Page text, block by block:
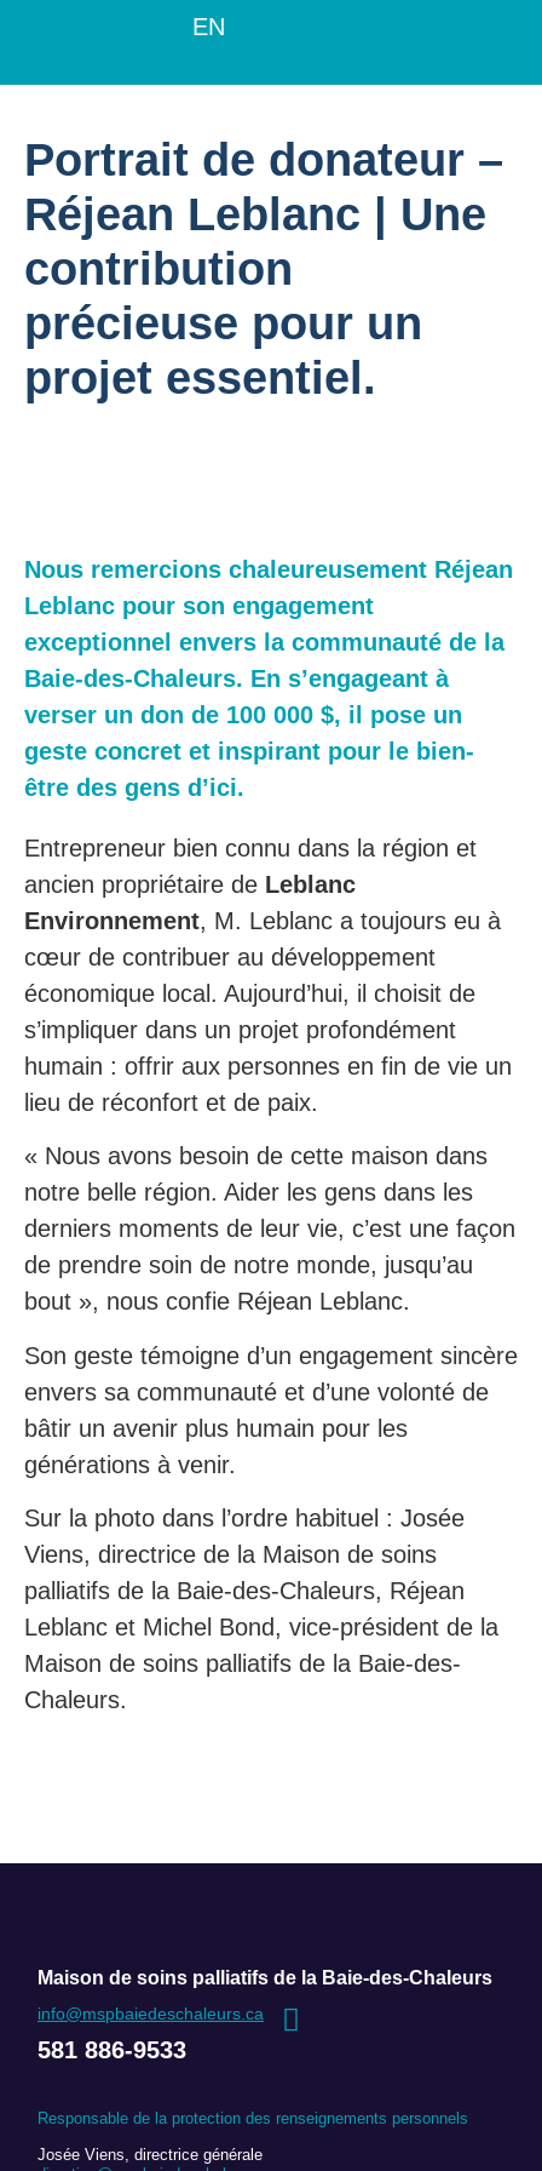
EN
Portrait de donateur –
Réjean Leblanc | Une
contribution
précieuse pour un
projet essentiel.
Nous remercions chaleureusement Réjean
Leblanc pour son engagement
exceptionnel envers la communauté de la
Baie-des-Chaleurs. En s’engageant à
verser un don de 100 000 $, il pose un
geste concret et inspirant pour le bien-
être des gens d’ici.
Entrepreneur bien connu dans la région et
ancien propriétaire de Leblanc
Environnement, M. Leblanc a toujours eu à
cœur de contribuer au développement
économique local. Aujourd’hui, il choisit de
s’impliquer dans un projet profondément
humain : offrir aux personnes en fin de vie un
lieu de réconfort et de paix.
« Nous avons besoin de cette maison dans
notre belle région. Aider les gens dans les
derniers moments de leur vie, c’est une façon
de prendre soin de notre monde, jusqu’au
bout », nous confie Réjean Leblanc.
Son geste témoigne d’un engagement sincère
envers sa communauté et d’une volonté de
bâtir un avenir plus humain pour les
générations à venir.
Sur la photo dans l’ordre habituel : Josée
Viens, directrice de la Maison de soins
palliatifs de la Baie-des-Chaleurs, Réjean
Leblanc et Michel Bond, vice-président de la
Maison de soins palliatifs de la Baie-des-
Chaleurs.
Maison de soins palliatifs de la Baie-des-Chaleurs
info@mspbaiedeschaleurs.ca
581 886-9533
Responsable de la protection des renseignements personnels
Josée Viens, directrice générale